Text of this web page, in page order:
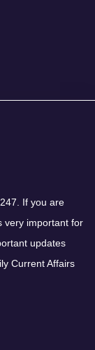
If you are
very important for
updates
Current Affairs